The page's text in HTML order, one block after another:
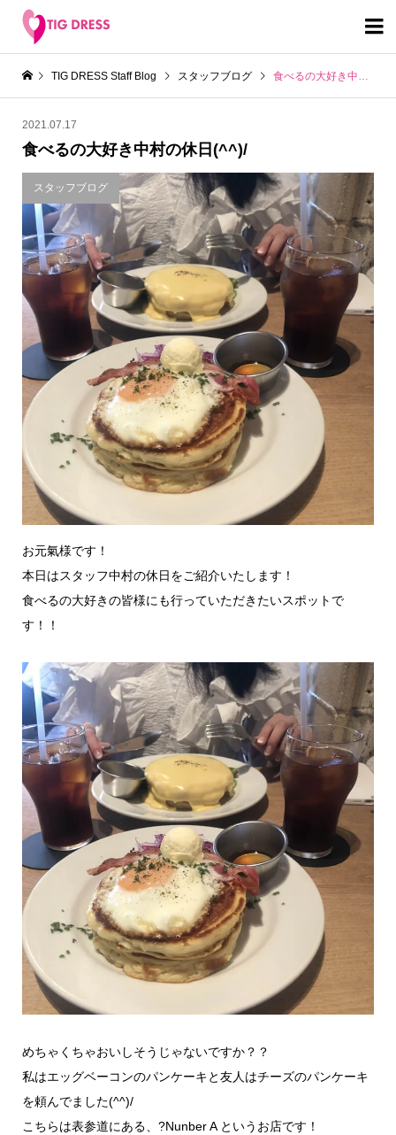

TIG DRESS Staff Blog スタッフブログ 食べるの大好き中村の休日(^^)/
2021.07.17
食べるの大好き中村の休日(^^)/
スタッフブログ
お元氣様です！
本日はスタッフ中村の休日をご紹介いたします！
食べるの大好きの皆様にも行っていただきたいスポットで
す！！
めちゃくちゃおいしそうじゃないですか？？
私はエッグベーコンのパンケーキと友人はチーズのパンケーキ
を頼んでました(^^)/
こちらは表参道にある、?Nunber A というお店です！